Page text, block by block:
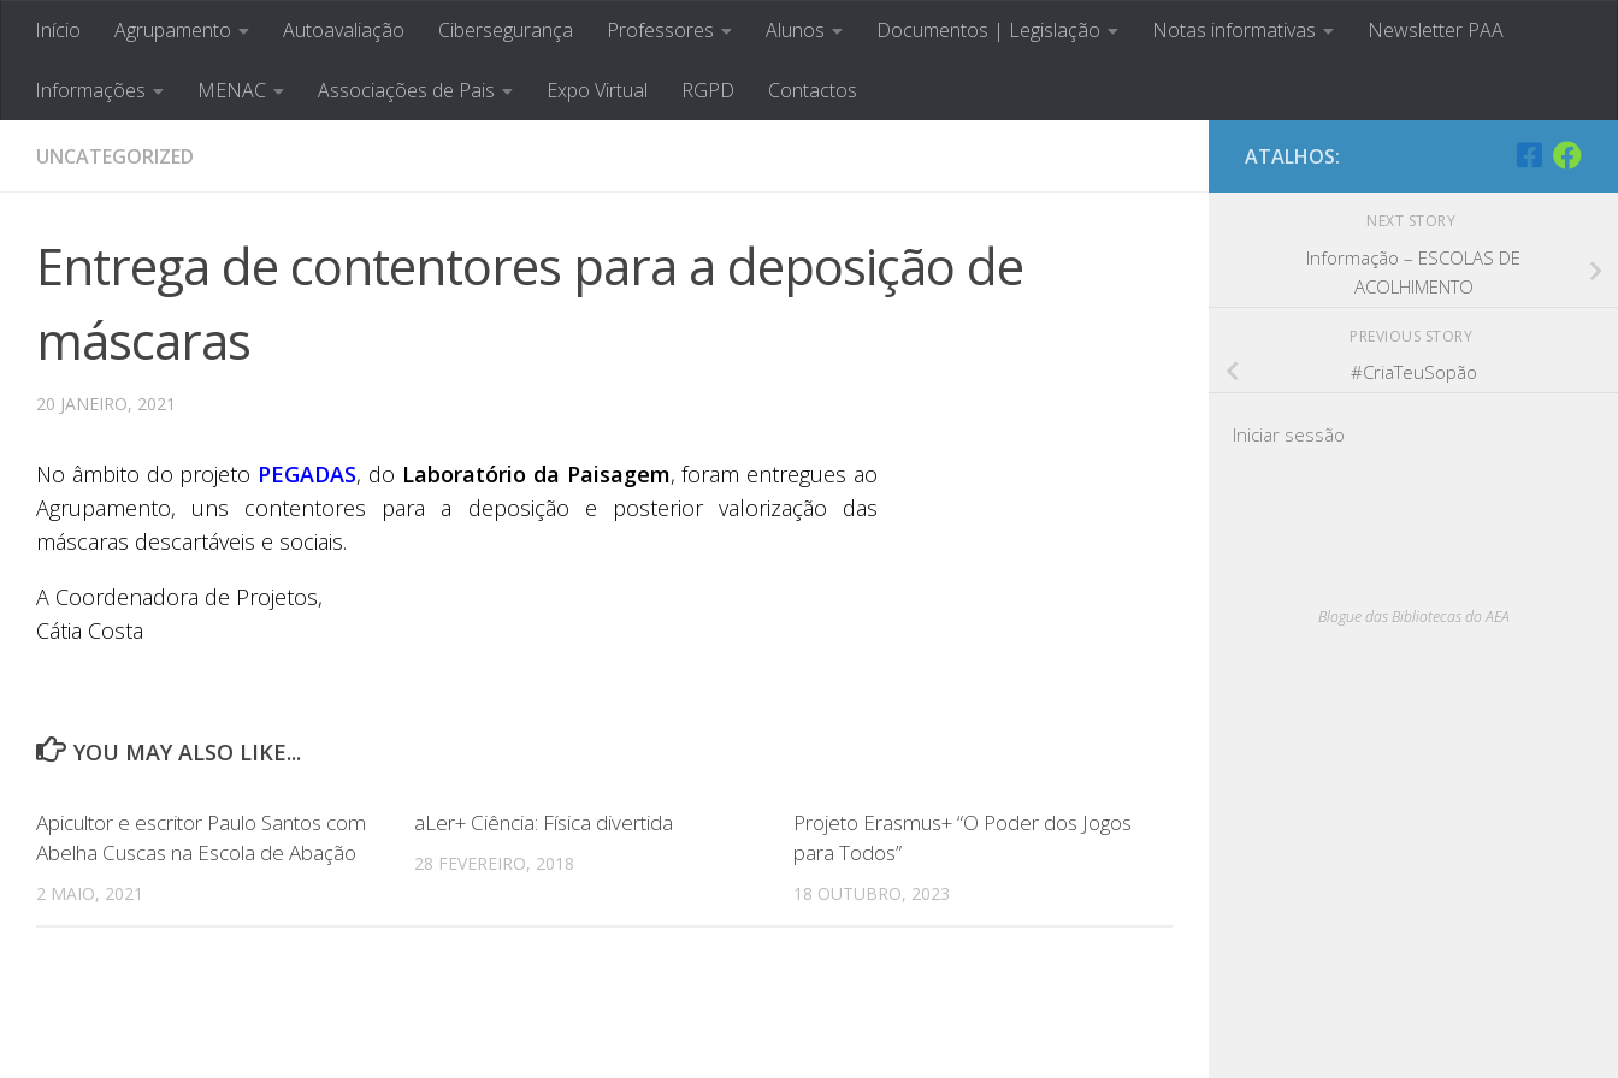
Skip to content
Agrupamento de Escolas de Abação
Início Agrupamento Autoavaliação Cibersegurança Professores Alunos Documentos | Legislação Notas informativas Newsletter PAA
Informações MENAC Associações de Pais Expo Virtual RGPD Contactos
UNCATEGORIZED
Entrega de contentores para a deposição de
máscaras
20 JANEIRO, 2021
No âmbito do projeto PEGADAS, do Laboratório da Paisagem, foram entregues ao
Agrupamento, uns contentores para a deposição e posterior valorização das
máscaras descartáveis e sociais.
A Coordenadora de Projetos,
Cátia Costa
YOU MAY ALSO LIKE...
Apicultor e escritor Paulo Santos com
Abelha Cuscas na Escola de Abação
2 MAIO, 2021
aLer+ Ciência: Física divertida
28 FEVEREIRO, 2018
Projeto Erasmus+ “O Poder dos Jogos
para Todos”
18 OUTUBRO, 2023
ATALHOS:
NEXT STORY
Informação – ESCOLAS DE
ACOLHIMENTO
PREVIOUS STORY
#CriaTeuSopão
Iniciar sessão
Blogue das Bibliotecas do AEA